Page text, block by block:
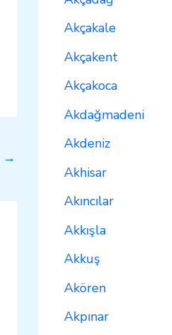
→
Akçakale
Akçakent
Akçakoca
Akdağmadeni
Akdeniz
Akhisar
Akıncılar
Akkışla
Akkuş
Akören
Akpınar